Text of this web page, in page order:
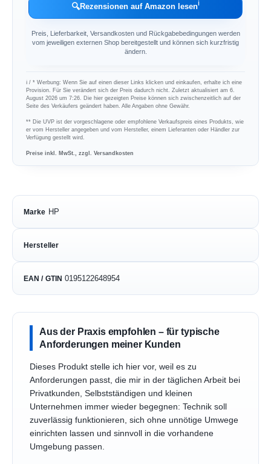
🔍Rezensionen auf Amazon lesenℹ︎
Preis, Lieferbarkeit, Versandkosten und Rückgabebedingungen werden
vom jeweiligen externen Shop bereitgestellt und können sich kurzfristig
ändern.
ℹ︎ / * Werbung: Wenn Sie auf einen dieser Links klicken und einkaufen, erhalte ich eine
Provision. Für Sie verändert sich der Preis dadurch nicht. Zuletzt aktualisiert am 6.
August 2026 um 7:26. Die hier gezeigten Preise können sich zwischenzeitlich auf der
Seite des Verkäufers geändert haben. Alle Angaben ohne Gewähr.
** Die UVP ist der vorgeschlagene oder empfohlene Verkaufspreis eines Produkts, wie
er vom Hersteller angegeben und vom Hersteller, einem Lieferanten oder Händler zur
Verfügung gestellt wird.
Preise inkl. MwSt., zzgl. Versandkosten
Marke HP
Hersteller
EAN / GTIN 0195122648954
Aus der Praxis empfohlen – für typische
Anforderungen meiner Kunden
Dieses Produkt stelle ich hier vor, weil es zu
Anforderungen passt, die mir in der täglichen Arbeit bei
Privatkunden, Selbstständigen und kleinen
Unternehmen immer wieder begegnen: Technik soll
zuverlässig funktionieren, sich ohne unnötige Umwege
einrichten lassen und sinnvoll in die vorhandene
Umgebung passen.